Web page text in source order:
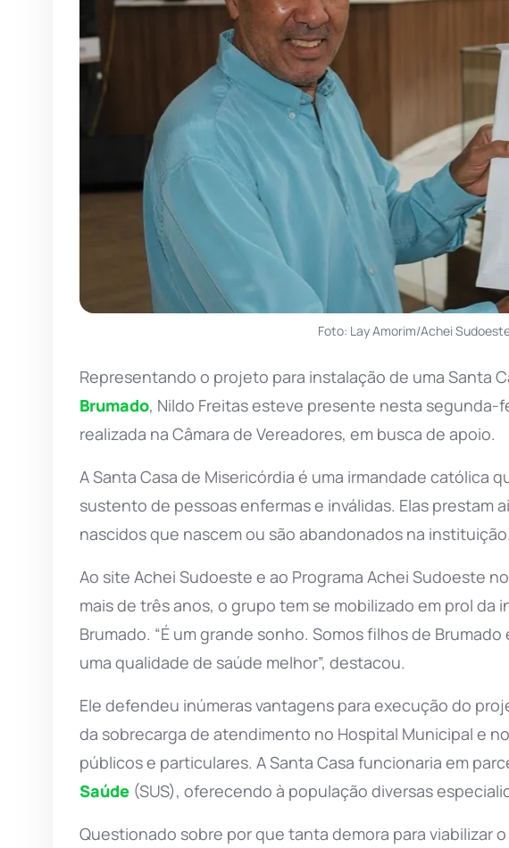
Foto: Lay Amorim/Achei
Representando o projeto para instalação de uma Santa
Brumado, Nildo Freitas esteve presente nesta segunda-
realizada na Câmara de Vereadores, em busca de apoio.
A Santa Casa de Misericórdia é uma irmandade católica
sustento de pessoas enfermas e inválidas. Elas prestam
nascidos que nascem ou são abandonados na instituição.
Ao site Achei Sudoeste e ao Programa Achei Sudoeste
mais de três anos, o grupo tem se mobilizado em prol da
Brumado. “É um grande sonho. Somos filhos de
uma qualidade de saúde melhor”, destacou.
Ele defendeu inúmeras vantagens para execução do
da sobrecarga de atendimento no Hospital Municipal e
públicos e particulares. A Santa Casa funcionaria em
Saúde (SUS), oferecendo à população diversas
Questionado sobre por que tanta demora para viabilizar